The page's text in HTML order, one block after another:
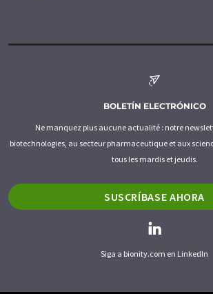
BOLETÍN ELECTRÓNICO
Ne manquez plus aucune actualité : notre
biotechnologies, au secteur pharmaceutique et aux
tous les mardis et jeudis.
SUSCRÍBASE AHORA
Siga a bionity.com en LinkedIn